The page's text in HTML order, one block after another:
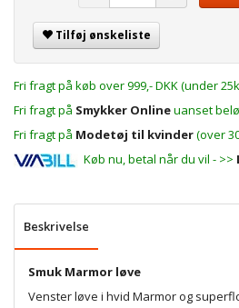
Tilføj ønskeliste
Fri fragt på køb over 999,- DKK (under
Fri fragt på Smykker Onlineuanset
Fri fragt på Modetøj til kvinder(over
Køb nu, betal når du vil - >>
Beskrivelse
Smuk Marmor løve
Venster løve i hvid Marmor og